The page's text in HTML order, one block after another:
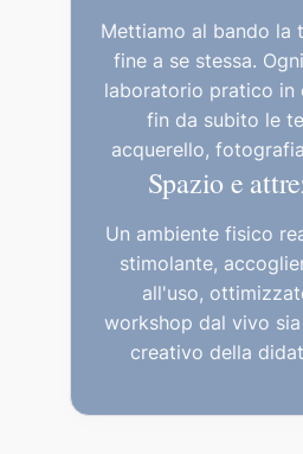
Mettiamo al bando la
fine a se stessa.
laboratorio pratico in
fin da subito le
acquerello,
Spazio e
Un ambiente fisico
stimolante,
all'uso,
workshop dal vivo
creativo della